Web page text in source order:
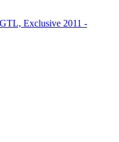
Exclusive 2011 -